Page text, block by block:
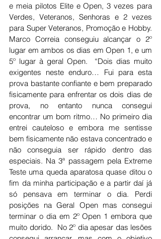
e meia pilotos Elite e Open, 3 vezes para
Verdes, Veteranos, Senhoras e 2 vezes
para Super Veteranos, Promoção e Hobby.
Marco Correia conseguiu alcançar o 2º
lugar em ambos os dias em Open 1, e um
5º lugar à geral Open.  “Dois dias muito
exigentes neste enduro… Fui para esta
prova bastante confiante e bem preparado
fisicamente para enfrentar os dois dias de
prova, no entanto nunca consegui
encontrar um bom ritmo… No primeiro dia
entrei cauteloso e embora me sentisse
bem fisicamente não estava concentrado e
não conseguia ser rápido dentro das
especiais. Na 3ª passagem pela Extreme
Teste uma queda aparatosa quase ditou o
fim da minha participação e a partir daí já
só pensava em terminar o dia. Perdi
posições na Geral Open mas consegui
terminar o dia em 2º Open 1 embora que
muito dorido.  No 2º dia apesar das lesões